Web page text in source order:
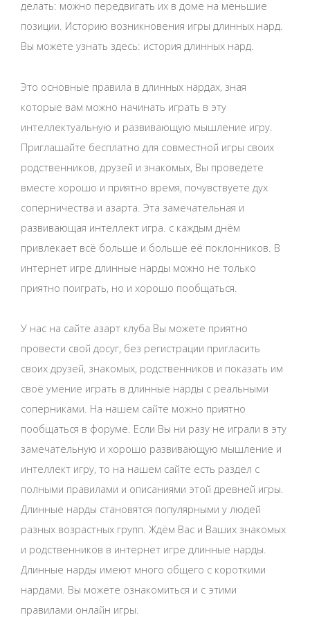
делать: можно передвигать их в доме на меньшие
позиции. Историю возникновения игры длинных нард.
Вы можете узнать здесь: история длинных нард.
Это основные правила в длинных нардах, зная
которые вам можно начинать играть в эту
интеллектуальную и развивающую мышление игру.
Приглашайте бесплатно для совместной игры своих
родственников, друзей и знакомых, Вы проведёте
вместе хорошо и приятно время, почувствуете дух
соперничества и азарта. Эта замечательная и
развивающая интеллект игра. с каждым днём
привлекает всё больше и больше её поклонников. В
интернет игре длинные нарды можно не только
приятно поиграть, но и хорошо пообщаться.
У нас на сайте азарт клуба Вы можете приятно
провести свой досуг, без регистрации пригласить
своих друзей, знакомых, родственников и показать им
своё умение играть в длинные нарды с реальными
соперниками. На нашем сайте можно приятно
пообщаться в форуме. Если Вы ни разу не играли в эту
замечательную и хорошо развивающую мышление и
интеллект игру, то на нашем сайте есть раздел с
полными правилами и описаниями этой древней игры.
Длинные нарды становятся популярными у людей
разных возрастных групп. Ждём Вас и Ваших знакомых
и родственников в интернет игре длинные нарды.
Длинные нарды имеют много общего с короткими
нардами. Вы можете ознакомиться и с этими
правилами онлайн игры.